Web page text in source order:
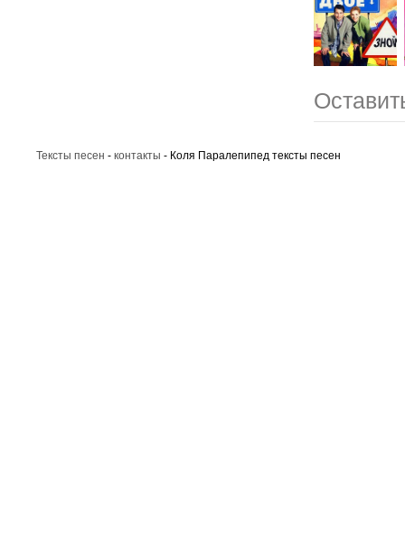
Тексты песен - контакты - Коля Паралепипед тексты песен